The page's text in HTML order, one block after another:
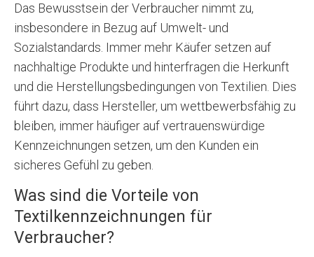
Das Bewusstsein der Verbraucher nimmt zu,
insbesondere in Bezug auf Umwelt- und
Sozialstandards. Immer mehr Käufer setzen auf
nachhaltige Produkte und hinterfragen die Herkunft
und die Herstellungsbedingungen von Textilien. Dies
führt dazu, dass Hersteller, um wettbewerbsfähig zu
bleiben, immer häufiger auf vertrauenswürdige
Kennzeichnungen setzen, um den Kunden ein
sicheres Gefühl zu geben.
Was sind die Vorteile von
Textilkennzeichnungen für
Verbraucher?